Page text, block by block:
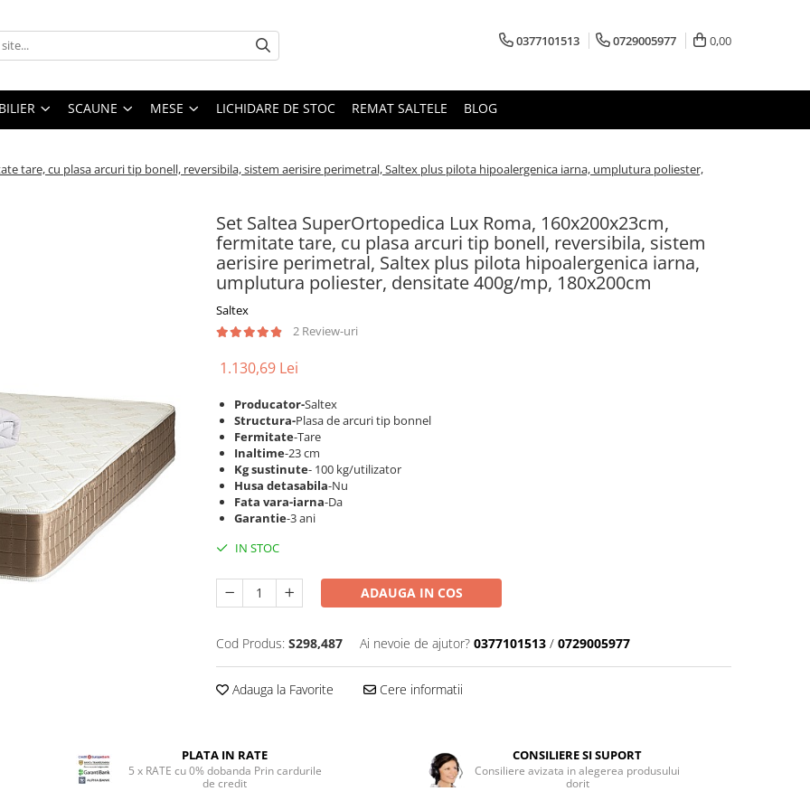
0377101513 0729005977 0,00
SCAUNE MESE LICHIDARE DE STOC REMAT SALTELE BLOG
tare, cu plasa arcuri tip bonell, reversibila, sistem aerisire perimetral, Saltex plus pilota hipoalergenica iarna, umplutura poliester,
Set Saltea SuperOrtopedica Lux Roma, 160x200x23cm,
fermitate tare, cu plasa arcuri tip bonell, reversibila, sistem
aerisire perimetral, Saltex plus pilota hipoalergenica iarna,
umplutura poliester, densitate 400g/mp, 180x200cm
Saltex
2 Review-uri
1.130,69 Lei
Producator-Saltex
Structura-Plasa de arcuri tip bonnel
Fermitate-Tare
Inaltime-23 cm
Kg sustinute- 100 kg/utilizator
Husa detasabila-Nu
Fata vara-iarna-Da
Garantie-3 ani
IN STOC
ADAUGA IN COS
Cod Produs: S298,487 Ai nevoie de ajutor? 0377101513 / 0729005977
Adauga la Favorite Cere informatii
PLATA IN RATE
5 x RATE cu 0% dobanda Prin cardurile
de credit
CONSILIERE SI SUPORT
Consiliere avizata in alegerea produsului
dorit